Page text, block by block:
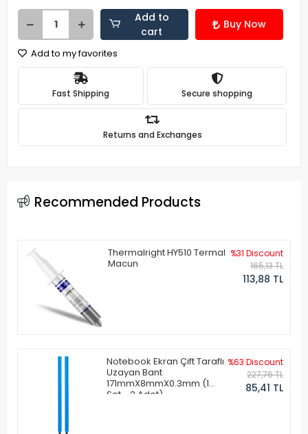
Add to
cart
Buy Now
Add to my favorites
Fast Shipping Secure shopping
Returns and Exchanges
Recommended Products
Thermalright HY510 Termal
Macun
%31 Discount
165,13 TL
113,88 TL
Notebook Ekran Çift Taraflı
Uzayan Bant
171mmX8mmX0.3mm (1
Set - 2 Adet)
%63 Discount
227,76 TL
85,41 TL